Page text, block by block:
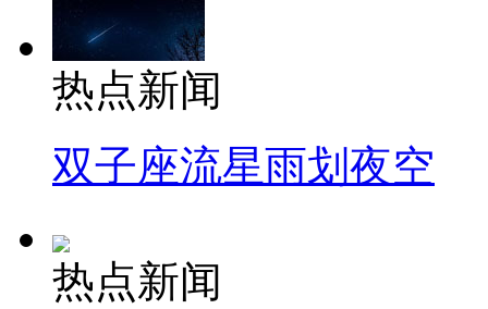
热点新闻
双子座流星雨划夜空
热点新闻